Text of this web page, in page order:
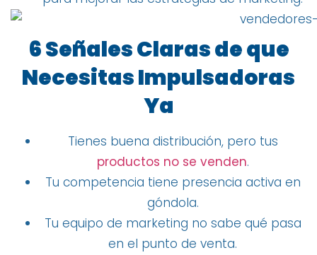
6 Señales Claras de que
Necesitas Impulsadoras
Ya
Tienes buena distribución, pero tus
productos no se venden.
Tu competencia tiene presencia activa en
góndola.
Tu equipo de marketing no sabe qué pasa
en el punto de venta.